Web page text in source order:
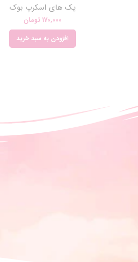
پک های اسکرپ بوک
170,000تومان
افزودن به سبد خرید